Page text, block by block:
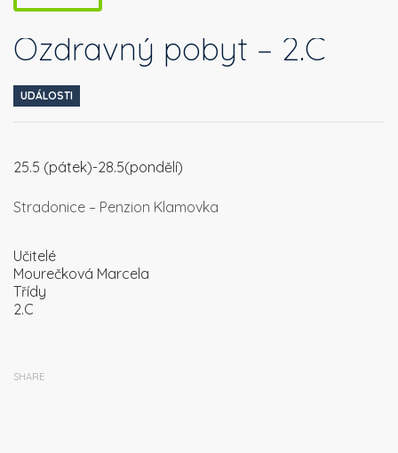
Ozdravný pobyt – 2.C
UDÁLOSTI
25.5 (pátek)-28.5(pondělí)
Stradonice – Penzion Klamovka
Učitelé
Mourečková Marcela
Třídy
2.C
SHARE